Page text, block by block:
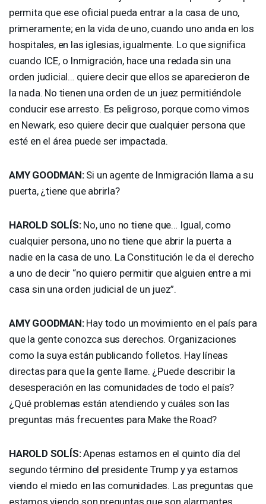
permita que ese oficial pueda entrar a la casa de uno,
primeramente; en la vida de uno, cuando uno anda en los
hospitales, en las iglesias, igualmente. Lo que significa
cuando ICE, o Inmigración, hace una redada sin una
orden judicial… quiere decir que ellos se aparecieron de
la nada. No tienen una orden de un juez permitiéndole
conducir ese arresto. Es peligroso, porque como vimos
en Newark, eso quiere decir que cualquier persona que
esté en el área puede ser impactada.
AMY GOODMAN:Si un agente de Inmigración llama a su
puerta, ¿tiene que abrirla?
HAROLD SOLÍS:No, uno no tiene que… Igual, como
cualquier persona, uno no tiene que abrir la puerta a
nadie en la casa de uno. La Constitución le da el derecho
a uno de decir “no quiero permitir que alguien entre a mi
casa sin una orden judicial de un juez”.
AMY GOODMAN:Hay todo un movimiento en el país para
que la gente conozca sus derechos. Organizaciones
como la suya están publicando folletos. Hay líneas
directas para que la gente llame. ¿Puede describir la
desesperación en las comunidades de todo el país?
¿Qué problemas están atendiendo y cuáles son las
preguntas más frecuentes para Make the Road?
HAROLD SOLÍS:Apenas estamos en el quinto día del
segundo término del presidente Trump y ya estamos
viendo el miedo en las comunidades. Las preguntas que
estamos viendo son preguntas que son alarmantes.